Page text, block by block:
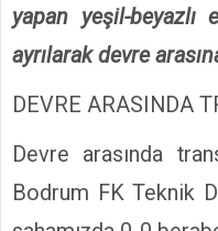
Sarıyerspor
3
peşinde
yapan yeşil-beyazlı
ayrılarak devre
DEVRE ARASINDA
Devre arasında
Bodrum FK Teknik